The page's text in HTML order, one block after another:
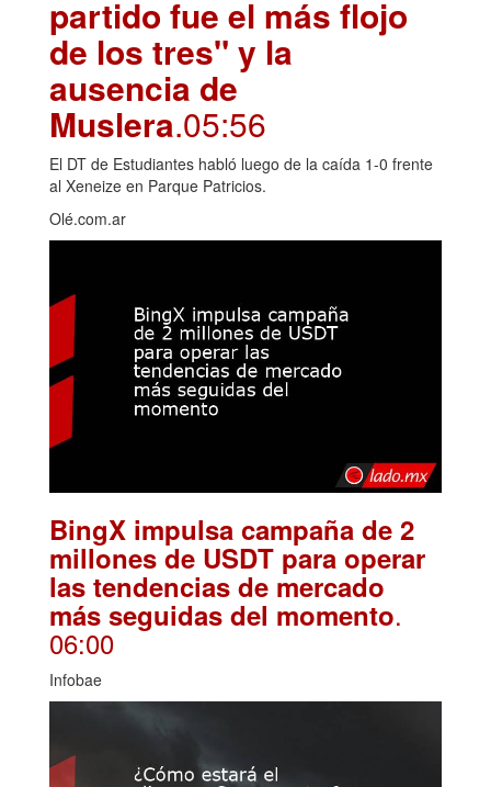
partido fue el más flojo
de los tres" y la
ausencia de
Muslera.05:56
El DT de Estudiantes habló luego de la caída 1-0 frente
al Xeneize en Parque Patricios.
Olé.com.ar
BingX impulsa campaña de 2
millones de USDT para operar
las tendencias de mercado
más seguidas del momento.
06:00
Infobae